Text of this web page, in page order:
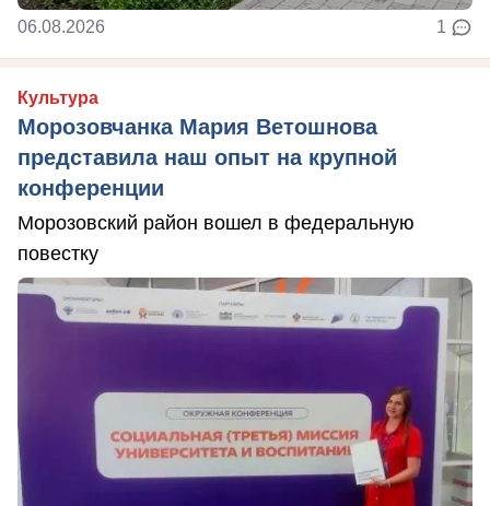
06.08.2026 1
Культура
Морозовчанка Мария Ветошнова
представила наш опыт на крупной
конференции
Морозовский район вошел в федеральную
повестку